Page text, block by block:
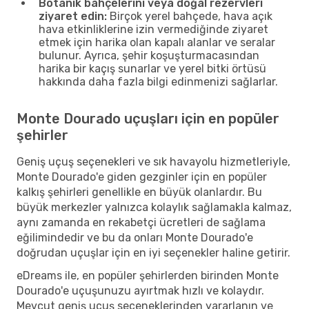
Botanik bahçelerini veya doğal rezervleri
ziyaret edin: Birçok yerel bahçede, hava açık
hava etkinliklerine izin vermediğinde ziyaret
etmek için harika olan kapalı alanlar ve seralar
bulunur. Ayrıca, şehir koşuşturmacasından
harika bir kaçış sunarlar ve yerel bitki örtüsü
hakkında daha fazla bilgi edinmenizi sağlarlar.
Monte Dourado uçuşları için en popüler
şehirler
Geniş uçuş seçenekleri ve sık havayolu hizmetleriyle,
Monte Dourado'e giden gezginler için en popüler
kalkış şehirleri genellikle en büyük olanlardır. Bu
büyük merkezler yalnızca kolaylık sağlamakla kalmaz,
aynı zamanda en rekabetçi ücretleri de sağlama
eğilimindedir ve bu da onları Monte Dourado'e
doğrudan uçuşlar için en iyi seçenekler haline getirir.
eDreams ile, en popüler şehirlerden birinden Monte
Dourado'e uçuşunuzu ayırtmak hızlı ve kolaydır.
Mevcut geniş uçuş seçeneklerinden yararlanın ve